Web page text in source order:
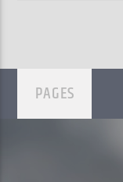
PAGES